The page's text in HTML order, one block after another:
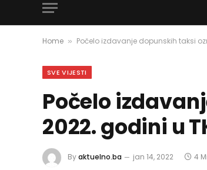
Home » Počelo izdavanje dopunskih taksi
SVE VIJESTI
Počelo
2022. godini u
Byaktuelno.ba jan 14, 2022 4